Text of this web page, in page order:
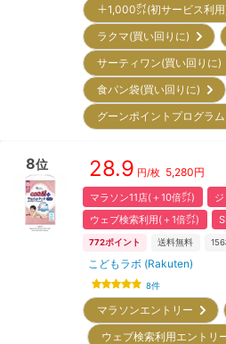
＋1,000㌽(初サービス利
ラクマ(買い回りに)
サーティワン(買い回り
食パン袋(買い回りに)
グーンポイントプログラ
8位 28.9 円/枚 5,280円
マラソン11店(＋10倍㌽)
ウェブ検索利用(＋1倍㌽)
772ポイント 送料無料 156
こどもラボ (Rakuten)
8件
マラソンエントリー
ウェブ検索利用エント